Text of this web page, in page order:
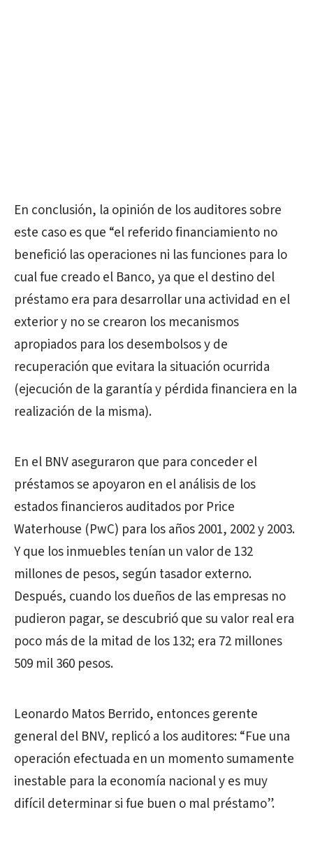
En conclusión, la opinión de los auditores sobre
este caso es que “el referido financiamiento no
benefició las operaciones ni las funciones para lo
cual fue creado el Banco, ya que el destino del
préstamo era para desarrollar una actividad en el
exterior y no se crearon los mecanismos
apropiados para los desembolsos y de
recuperación que evitara la situación ocurrida
(ejecución de la garantía y pérdida financiera en la
realización de la misma).
En el BNV aseguraron que para conceder el
préstamos se apoyaron en el análisis de los
estados financieros auditados por Price
Waterhouse (PwC) para los años 2001, 2002 y 2003.
Y que los inmuebles tenían un valor de 132
millones de pesos, según tasador externo.
Después, cuando los dueños de las empresas no
pudieron pagar, se descubrió que su valor real era
poco más de la mitad de los 132; era 72 millones
509 mil 360 pesos.
Leonardo Matos Berrido, entonces gerente
general del BNV, replicó a los auditores: “Fue una
operación efectuada en un momento sumamente
inestable para la economía nacional y es muy
difícil determinar si fue buen o mal préstamo”.